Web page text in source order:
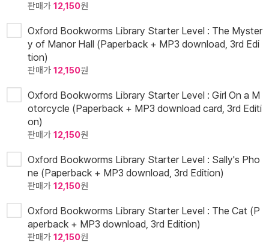
판매가 12,150원
Oxford Bookworms Library Starter Level : The Myster
y of Manor Hall (Paperback + MP3 download, 3rd Edi
tion)
판매가 12,150원
Oxford Bookworms Library Starter Level : Girl On a M
otorcycle (Paperback + MP3 download card, 3rd Editi
on)
판매가 12,150원
Oxford Bookworms Library Starter Level : Sally's Pho
ne (Paperback + MP3 download, 3rd Edition)
판매가 12,150원
Oxford Bookworms Library Starter Level : The Cat (P
aperback + MP3 download, 3rd Edition)
판매가 12,150원